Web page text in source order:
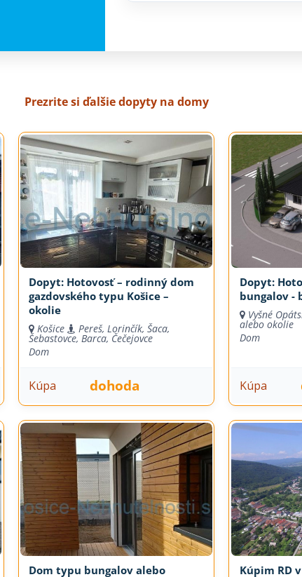
Prezrite si ďalšie dopyty na domy
Dopyt: Hotovosť – rodinný dom
gazdovského typu Košice –
okolie
Košice Pereš, Lorinčík, Šaca,
Šebastovce, Barca, Čečejovce
Dom
Kúpa dohoda
Dopyt:
bungalov -
Vyšné
alebo okolie
Dom
Kúpa
Dom typu bungalov alebo
Kúpim RD